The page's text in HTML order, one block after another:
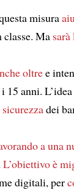
misura
Ma
oltree
15 anni. L’idea
dei
auna
L’obiettivo è
digitali, per